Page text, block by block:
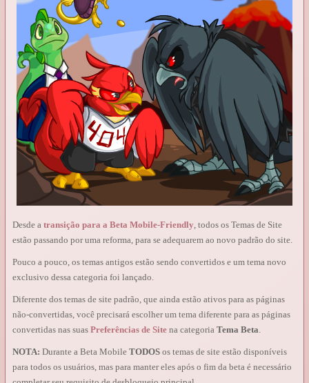
Desde a transição para a Beta Mobile-Friendly , todos os Temas de Site
estão passando por uma reforma, para se adequarem ao novo padrão do site.
Pouco a pouco, os temas antigos estão sendo convertidos e um tema novo
exclusivo dessa categoria foi lançado.
Diferente dos temas de site padrão, que ainda estão ativos para as páginas
não-convertidas, você precisará escolher um tema diferente para as páginas
convertidas nas suas Preferências de Site na categoria Tema Beta
NOTA: Durante a Beta Mobile TODOS os temas de site estão disponíveis
para todos os usuários, mas para manter eles após o fim da beta é necessário